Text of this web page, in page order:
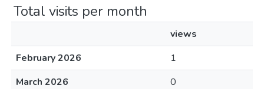
Total visits per month
views
February 2026
1
March 2026
0